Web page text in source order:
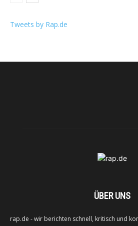
Tweets by Rap.de
ÜBER UNS
rap.de - wir berichten schnell, kritisch und